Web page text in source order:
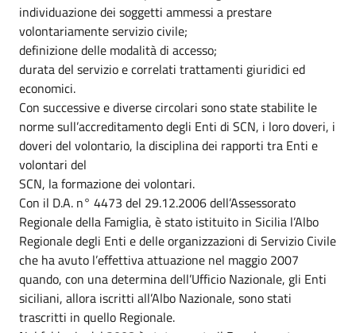
individuazione dei soggetti ammessi a prestare
volontariamente servizio civile;
definizione delle modalità di accesso;
durata del servizio e correlati trattamenti giuridici ed
economici.
Con successive e diverse circolari sono state stabilite le
norme sull’accreditamento degli Enti di SCN, i loro doveri, i
doveri del volontario, la disciplina dei rapporti tra Enti e
volontari del
SCN, la formazione dei volontari.
Con il D.A. n° 4473 del 29.12.2006 dell’Assessorato
Regionale della Famiglia, è stato istituito in Sicilia l’Albo
Regionale degli Enti e delle organizzazioni di Servizio Civile
che ha avuto l’effettiva attuazione nel maggio 2007
quando, con una determina dell’Ufficio Nazionale, gli Enti
siciliani, allora iscritti all’Albo Nazionale, sono stati
trascritti in quello Regionale.